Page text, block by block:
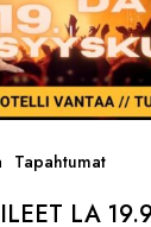
Tapahtumat
LA